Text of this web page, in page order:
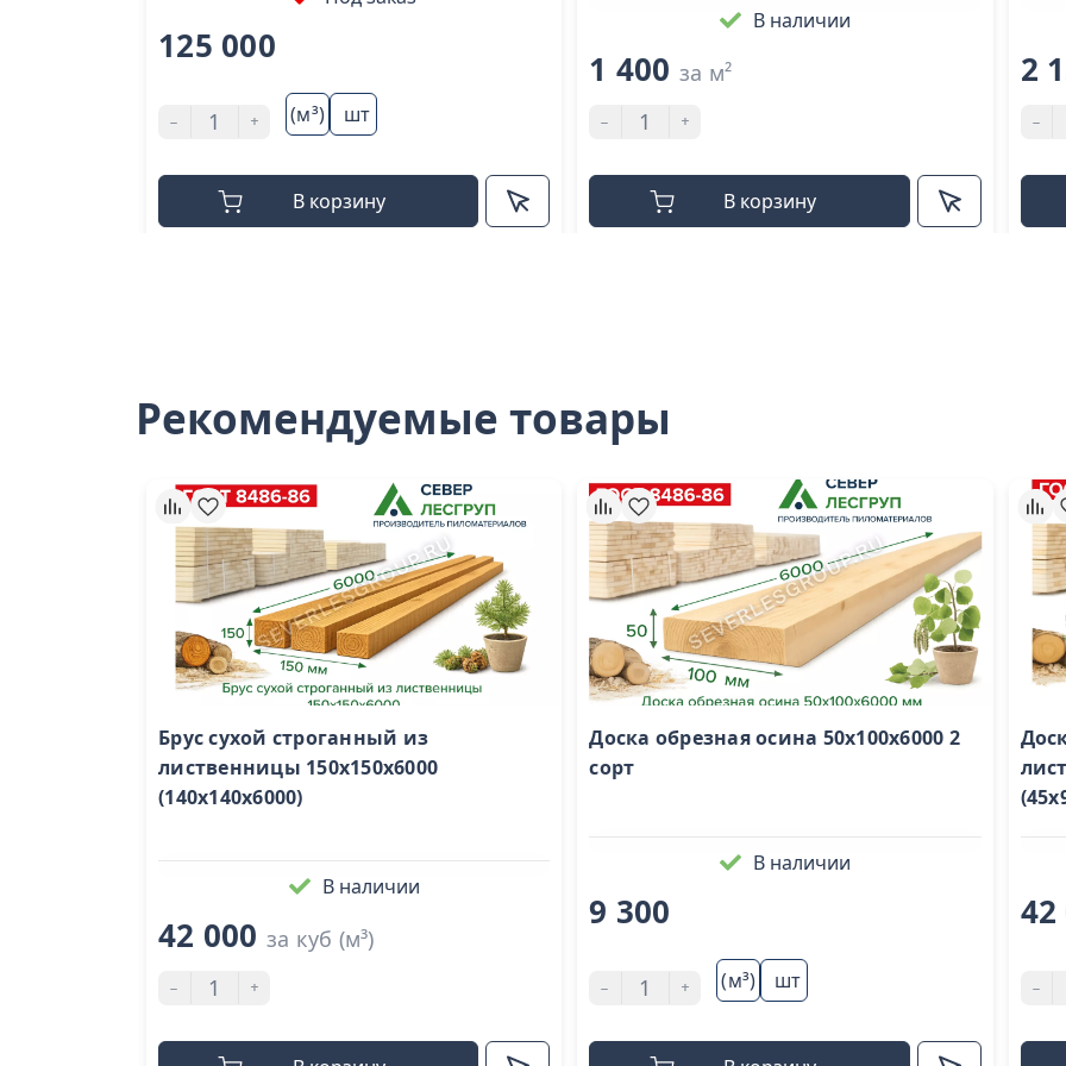
125 000
- + (м³) шт
В корзину
В наличии
1 400 за м²
- +
В корзину
2
-
Рекомендуемые товары
Брус сухой строганный из
лиственницы 150х150х6000
(140х140х6000)
В наличии
42 000 за куб (м³)
- +
Доска обрезная осина 50х100х6000 2
сорт
В наличии
9 300
- + (м³) шт
42
-